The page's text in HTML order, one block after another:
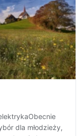
dla młodzieży,